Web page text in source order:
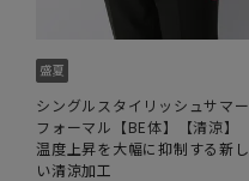
シングルスタイリッシュサマー
フォーマル【BE体】【清涼】
温度上昇を大幅に抑制する新し
い清涼加工